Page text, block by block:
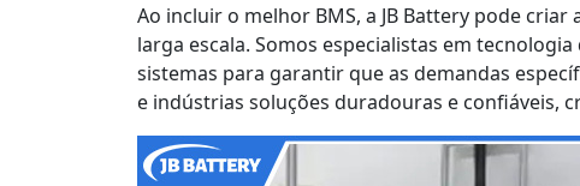
Ao incluir o melhor BMS, a JB Battery pode
larga escala. Somos especialistas em
sistemas para garantir que as demandas
e indústrias soluções duradouras e confiáveis,